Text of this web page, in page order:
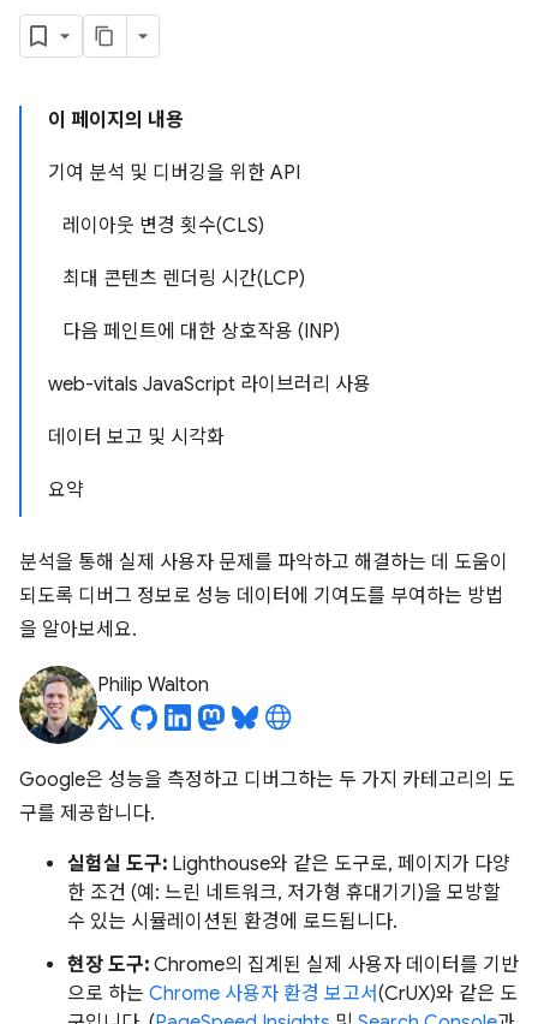
이 페이지의 내용
기여 분석 및 디버깅을 위한 API
레이아웃 변경 횟수(CLS)
최대 콘텐츠 렌더링 시간(LCP)
다음 페인트에 대한 상호작용 (INP)
web-vitals JavaScript 라이브러리 사용
데이터 보고 및 시각화
요약
분석을 통해 실제 사용자 문제를 파악하고 해결하는 데 도움이
되도록 디버그 정보로 성능 데이터에 기여도를 부여하는 방법
을 알아보세요.
Philip Walton
Google은 성능을 측정하고 디버그하는 두 가지 카테고리의 도
구를 제공합니다.
실험실 도구: Lighthouse와 같은 도구로, 페이지가 다양
한 조건 (예: 느린 네트워크, 저가형 휴대기기)을 모방할
수 있는 시뮬레이션된 환경에 로드됩니다.
현장 도구: Chrome의 집계된 실제 사용자 데이터를 기반
으로 하는 Chrome 사용자 환경 보고서(CrUX)와 같은 도